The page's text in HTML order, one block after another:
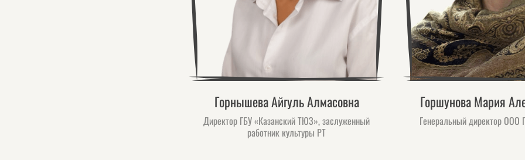
Горнышева Айгуль Алмасовна
Директор ГБУ «Казанский ТЮЗ», заслуженный
работник культуры РТ
Горшунова Мария
Генеральный директор